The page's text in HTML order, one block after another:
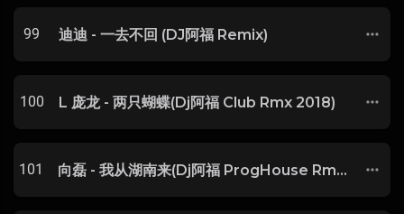
99 迪迪 - 一去不回 (DJ阿福 Remix)
100 L 庞龙 - 两只蝴蝶(Dj阿福 Club Rmx 2018)
101 向磊 - 我从湖南来(Dj阿福 ProgHouse Rmx 2018)